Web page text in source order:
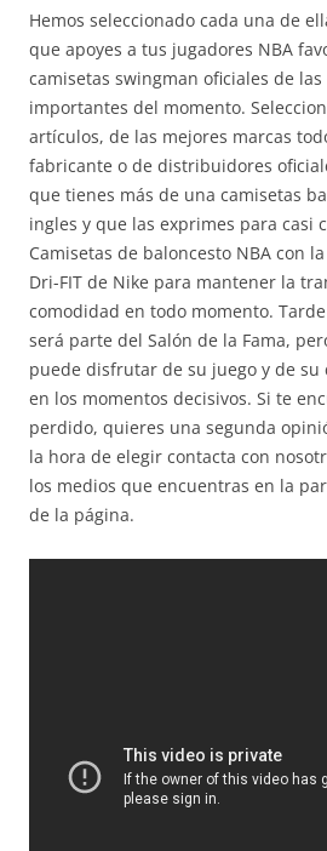
Hemos seleccionado cada una de
que apoyes a tus jugadores NBA
camisetas swingman oficiales de
importantes del momento.
artículos, de las mejores marcas
fabricante o de distribuidores
que tienes más de una camisetas
ingles y que las exprimes para casi
Camisetas de baloncesto NBA con
Dri-FIT de Nike para mantener la
comodidad en todo momento.
será parte del Salón de la Fama,
puede disfrutar de su juego y de
en los momentos decisivos. Si te
perdido, quieres una segunda
la hora de elegir contacta con
los medios que encuentras en la
de la página.